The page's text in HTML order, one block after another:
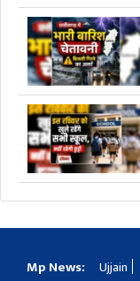
Mp News: Ujjain